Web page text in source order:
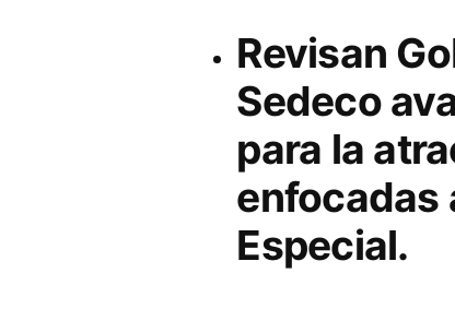
Revisan
Sedeco
para la
enfocadas
Especial.